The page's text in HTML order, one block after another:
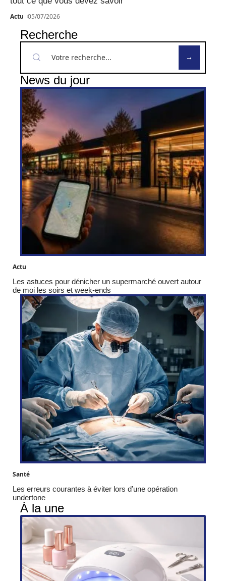
Actu 05/07/2026
Recherche
News du jour
Actu
Les astuces pour dénicher un supermarché ouvert autour
de moi les soirs et week-ends
Santé
Les erreurs courantes à éviter lors d’une opération
undertone
À la une